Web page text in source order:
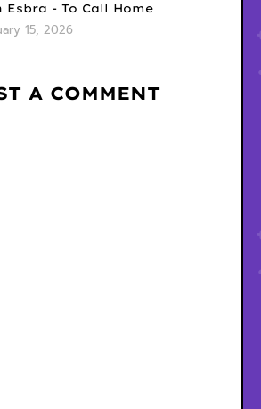
Esbra - To Call Home
15, 2026
A COMMENT